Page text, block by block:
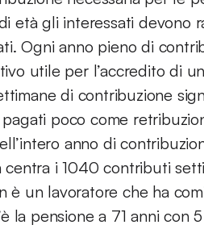
età gli interessati
Ogni anno pieno di
utile per l’accredito di
di contribuzione
poco come
anno di
centra i 1040 contributi
è un lavoratore che ha
la pensione a 71 anni con